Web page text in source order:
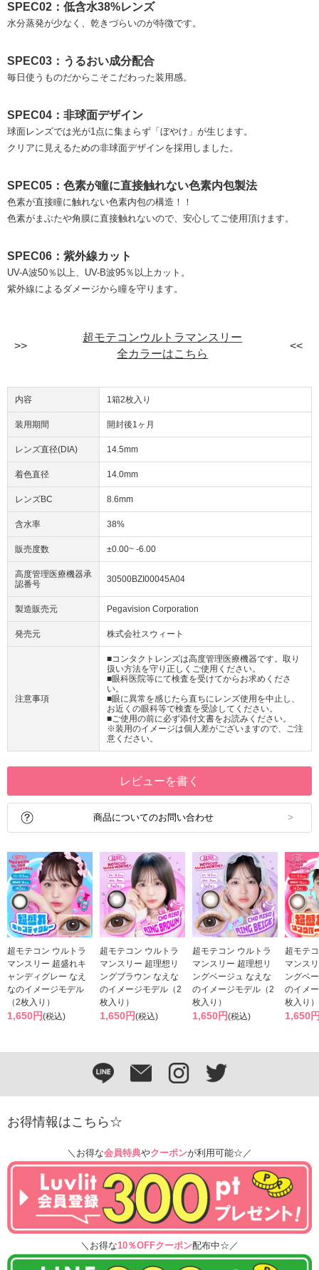
SPEC02：低含水38%レンズ
水分蒸発が少なく、乾きづらいのが特徴です。
SPEC03：うるおい成分配合
毎日使うものだからこそこだわった装用感。
SPEC04：非球面デザイン
球面レンズでは光が1点に集まらず「ぼやけ」が生じます。
クリアに見えるための非球面デザインを採用しました。
SPEC05：色素が瞳に直接触れない色素内包製法
色素が直接瞳に触れない色素内包の構造！！
色素がまぶたや角膜に直接触れないので、安心してご使用頂けます。
SPEC06：紫外線カット
UV-A波50％以上、UV-B波95％以上カット。
紫外線によるダメージから瞳を守ります。
超モテコンウルトラマンスリー
全カラーはこちら
内容 1箱2枚入り
装用期間 開封後1ヶ月
レンズ直径(DIA) 14.5mm
着色直径 14.0mm
レンズBC 8.6mm
含水率 38%
販売度数 ±0.00~ -6.00
高度管理医療機器承
認番号
30500BZI00045A04
製造販売元 Pegavision Corporation
発売元 株式会社スウィート
注意事項
■コンタクトレンズは高度管理医療機器です。取り
扱い方法を守り正しくご使用ください。
■眼科医院等にて検査を受けてからお求めくださ
い。
■眼に異常を感じたら直ちにレンズ使用を中止し、
お近くの眼科等で検査を受診してください。
■ご使用の前に必ず添付文書をお読みください。
※装用のイメージは個人差がございますので、ご注
意ください。
レビューを書く
商品についてのお問い合わせ
超モテコン ウルトラ
マンスリー 超盛れキ
ャンディグレー なえ
なのイメージモデル
（2枚入り）
1,650円(税込)
超モテコン ウルトラ
マンスリー 超理想リ
ングブラウン なえな
のイメージモデル（2
枚入り）
1,650円(税込)
超モテコン ウルトラ
マンスリー 超理想リ
ングベージュ なえな
のイメージモデル（2
枚入り）
1,650円(税込)
超モテ
マンス
ングベ
のイメ
枚入り）
1,650
お得情報はこちら☆
＼お得な会員特典やクーポンが利用可能☆／
＼お得な10％OFFクーポン配布中☆／